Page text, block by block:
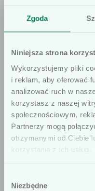
Zgoda
Niniejsza strona
Wykorzystujemy pliki
i reklam, aby oferować
analizować ruch w
korzystasz z naszej
społecznościowym,
Partnerzy mogą
otrzymanymi od Ciebie
korzystania z ich usług.
zgody
Niezbędne
Przeciwwskazania
nad­wrażli­wość na
ROZMIARY
NIEREFUNDOWANE
(cm)
Szanowni
Informujemy, że
profesjonalnie